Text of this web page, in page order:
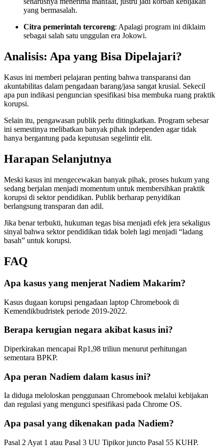
yang bermasalah.
Citra pemerintah tercoreng: Apalagi program ini diklaim
sebagai salah satu unggulan era Jokowi.
Analisis: Apa yang Bisa Dipelajari?
Kasus ini memberi pelajaran penting bahwa transparansi dan
akuntabilitas dalam pengadaan barang/jasa sangat krusial. Sekecil
apa pun indikasi penguncian spesifikasi bisa membuka ruang praktik
korupsi.
Selain itu, pengawasan publik perlu ditingkatkan. Program sebesar
ini semestinya melibatkan banyak pihak independen agar tidak
hanya bergantung pada keputusan segelintir elit.
Harapan Selanjutnya
Meski kasus ini mengecewakan banyak pihak, proses hukum yang
sedang berjalan menjadi momentum untuk membersihkan praktik
korupsi di sektor pendidikan. Publik berharap penyidikan
berlangsung transparan dan adil.
Jika benar terbukti, hukuman tegas bisa menjadi efek jera sekaligus
sinyal bahwa sektor pendidikan tidak boleh lagi menjadi “ladang
basah” untuk korupsi.
FAQ
Apa kasus yang menjerat Nadiem Makarim?
Kasus dugaan korupsi pengadaan laptop Chromebook di
Kemendikbudristek periode 2019-2022.
Berapa kerugian negara akibat kasus ini?
Diperkirakan mencapai Rp1,98 triliun menurut perhitungan
sementara BPKP.
Apa peran Nadiem dalam kasus ini?
Ia diduga meloloskan penggunaan Chromebook melalui kebijakan
dan regulasi yang mengunci spesifikasi pada Chrome OS.
Apa pasal yang dikenakan pada Nadiem?
Pasal 2 Ayat 1 atau Pasal 3 UU Tipikor juncto Pasal 55 KUHP.